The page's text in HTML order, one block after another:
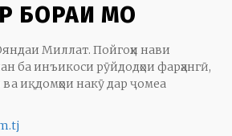
БОРАИ МО
Миллат. Пойгоҳи нави
ба инъикоси рӯйдодҳои фарҳангӣ,
иқдомҳои накӯ дар ҷомеа